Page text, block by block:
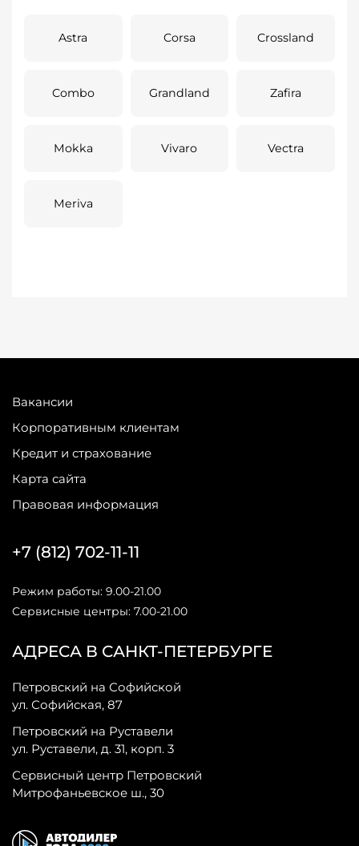
Astra Corsa Crossland
Combo Grandland Zafira
Mokka Vivaro Vectra
Meriva
Вакансии
Корпоративным клиентам
Кредит и страхование
Карта сайта
Правовая информация
АДРЕСА В САНКТ-ПЕТЕРБУРГЕ
Петровский на Софийской
ул. Софийская, 87
Петровский на Руставели
ул. Руставели, д. 31, корп. 3
Сервисный центр Петровский
Митрофаньевское ш., 30
+7 (812) 702-11-11
Режим работы: 9.00-21.00
Сервисные центры: 7.00-21.00